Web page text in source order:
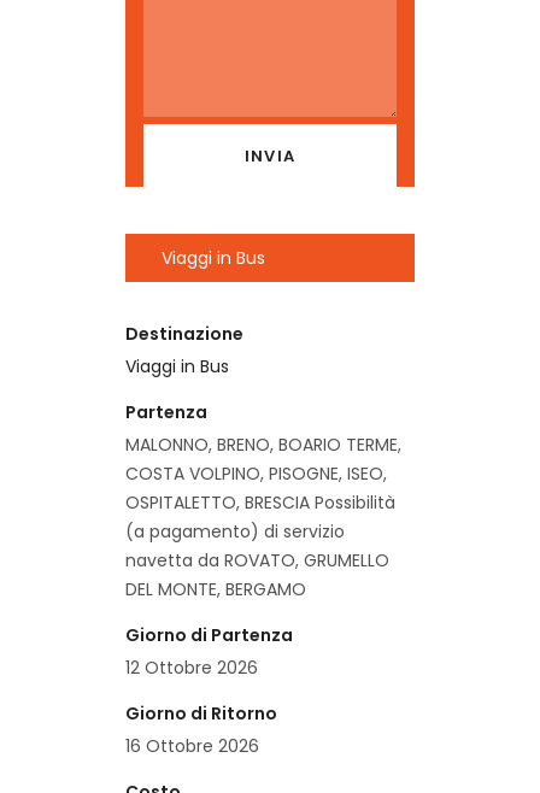
Viaggi in Bus
Destinazione
Viaggi in Bus
Partenza
MALONNO, BRENO, BOARIO TERME,
COSTA VOLPINO, PISOGNE, ISEO,
OSPITALETTO, BRESCIA Possibilità
(a pagamento) di servizio
navetta da ROVATO, GRUMELLO
DEL MONTE, BERGAMO
Giorno di Partenza
12 Ottobre 2026
Giorno di Ritorno
16 Ottobre 2026